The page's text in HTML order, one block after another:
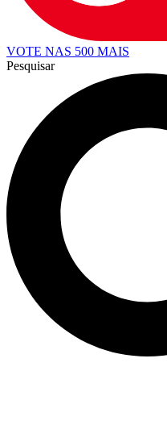
VOTE NAS 500 MAIS
Pesquisar